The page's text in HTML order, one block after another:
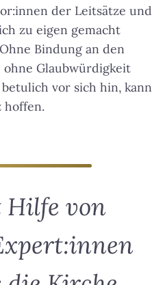
der Leitsätze und
zu eigen gemacht
Bindung an den
Glaubwürdigkeit
vor sich hin, kann
hoffen.
von